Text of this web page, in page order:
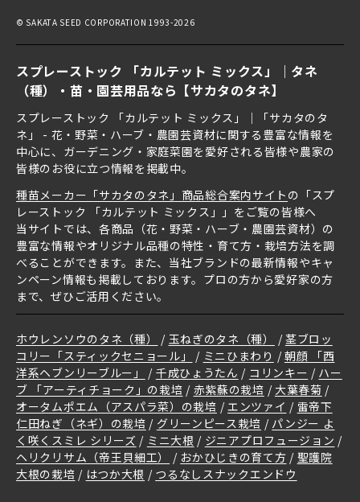
スプレーストック 「カルテット ミックス」｜タネ
（種）・苗・園芸用品なら【サカタのタネ】
スプレーストック 「カルテット ミックス」｜「サカタのタ
ネ」 - 花・野菜・ハーブ・農園芸資材に関する豊富な情報を
中心に、ガーデニング・家庭菜園を愛好される皆様や農家の
皆様のお役に立つ情報を掲載中。
種苗メーカー「サカタのタネ」商品総合案内サイト の「スプ
レーストック 「カルテット ミックス」」をご覧の皆様へ
当サイトでは、各商品（花・野菜・ハーブ・農園芸資材）の
豊富な情報やオリジナル品種の特性・育て方・栽培方法を調
べることができます。また、当社ブランドの最新情報やキャ
ンペーン情報も掲載しております。プロの方から愛好家の方
まで、ぜひご活用ください。
ホウレンソウのタネ（種） 玉ねぎのタネ（種）
茎ブロッ
コリー「スティックセニョール」
ミニひまわり
朝顔 「西
洋系ヘブンリーブルー」
千成ひょうたん コリンキー
ハー
ブ 「アーティチョーク」の栽培
赤紫蘇の栽培
大葉春菊
オータムポエム（アスパラ菜）の栽培
エンツァイ
雷帝下
仁田ねぎ（ネギ）の栽培
グリーンピース栽培
パンジー よ
く咲くスミレ シリーズ
ミニ大根
ジニアプロフュージョン
ヘリクリサム（帝王貝細工）
おかひじきの育て方
聖護院
大根の栽培
はつか大根 つるなしスナックエンドウ
© SAKATA SEED CORPORATION 1993-2026